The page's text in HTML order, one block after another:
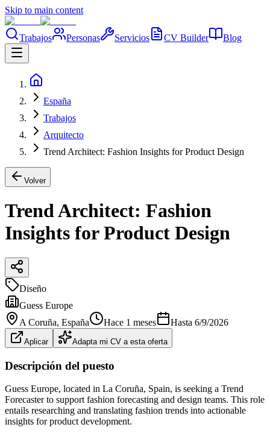
Skip to main content
Trabajos Personas Servicios CV Builder Blog
España
Trabajos
Arquitecto
Trend Architect: Fashion Insights for Product Design
Volver
Trend Architect: Fashion
Insights for Product Design
Diseño
Guess Europe
A Coruña, España Hace 1 meses Hasta 6/9/2026
Aplicar Adapta mi CV a esta oferta
Descripción del puesto
Guess Europe, located in La Coruña, Spain, is seeking a Trend
Forecaster to support fashion forecasting and design teams. This role
entails researching and translating fashion trends into actionable
insights for product development.